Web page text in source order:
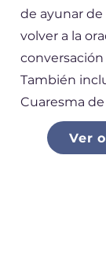
de ayunar
volver a la
conversación
También
Cuaresma
Ver